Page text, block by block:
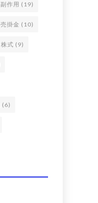
副作用 (19)
売掛金 (10)
株式 (9)
(6)